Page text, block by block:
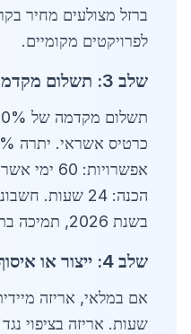
ברזל מצולעים מחיר
לפרויקטים מקומיים.
שלב 3: תשלום מקדמה והכנת הזמנה
אפשרויות:
הכנה: 24 שעות.
בשנת 2026, תמיכה בתשלומים דיגיטליים מהירה.
שלב 4: ייצור או איסוף ממלאי ואריזה
שעות. אריזה בציפוי